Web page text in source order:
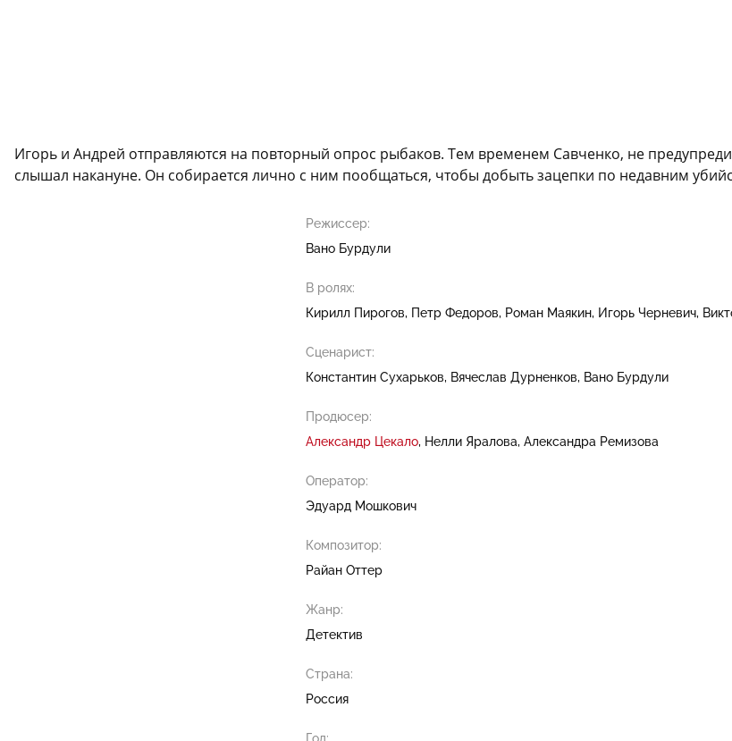
Игорь и Андрей отправляются на повторный опрос рыбаков. Тем временем Савченко, не
слышал накануне. Он собирается лично с ним пообщаться, чтобы добыть зацепки по недавним
Режиссер:
Вано Бурдули
В ролях:
Кирилл Пирогов
Петр Федоров Роман Маякин Игорь Черневич
Сценарист:
Константин Сухарьков
Вячеслав Дурненков Вано Бурдули
Продюсер:
Александр Цекало Нелли Яралова Александра Ремизова
Оператор:
Эдуард Мошкович
Композитор:
Райан Оттер
Жанр:
Детектив
Страна:
Россия